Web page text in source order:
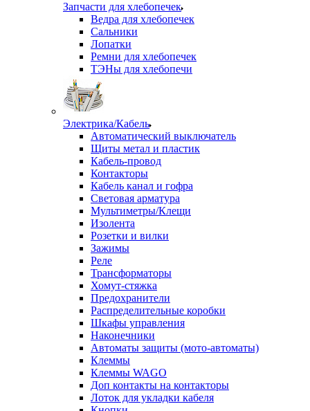
Запчасти для хлебопечек
Ведра для хлебопечек
Сальники
Лопатки
Ремни для хлебопечек
ТЭНы для хлебопечи
Электрика/Кабель
Автоматический выключатель
Щиты метал и пластик
Кабель-провод
Контакторы
Кабель канал и гофра
Световая арматура
Мультиметры/Клещи
Изолента
Розетки и вилки
Зажимы
Реле
Трансформаторы
Хомут-стяжка
Предохранители
Распределительные коробки
Шкафы управления
Наконечники
Автоматы защиты (мото-автоматы)
Клеммы
Клеммы WAGO
Доп контакты на контакторы
Лоток для укладки кабеля